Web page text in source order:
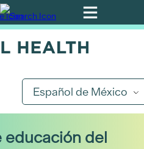
Español de México
educación del